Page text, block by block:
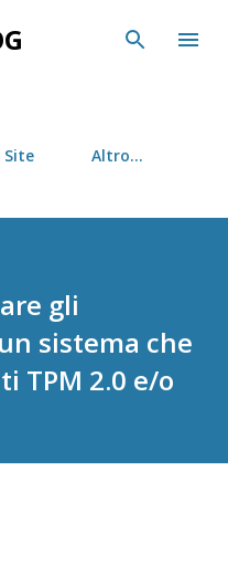
principali
Altro…
gli
sistema che
TPM 2.0 e/o